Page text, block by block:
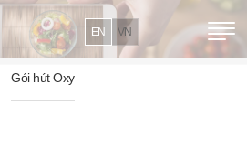
EN VN
Gói hút Oxy